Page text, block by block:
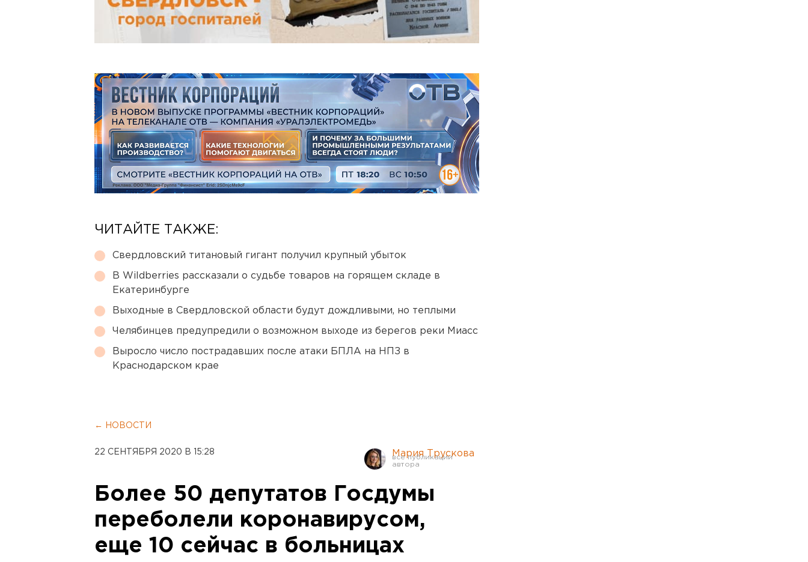
ЧИТАЙТЕ ТАКЖЕ:
Свердловский титановый гигант получил крупный убыток
В Wildberries рассказали о судьбе товаров на горящем складе в
Екатеринбурге
Выходные в Свердловской области будут дождливыми, но теплыми
Челябинцев предупредили о возможном выходе из берегов реки Миасс
Выросло число пострадавших после атаки БПЛА на НПЗ в
Краснодарском крае
← НОВОСТИ
22 СЕНТЯБРЯ 2020 В 15:28 Мария Трускова
Более 50 депутатов Госдумы
переболели коронавирусом,
еще 10 сейчас в больницах